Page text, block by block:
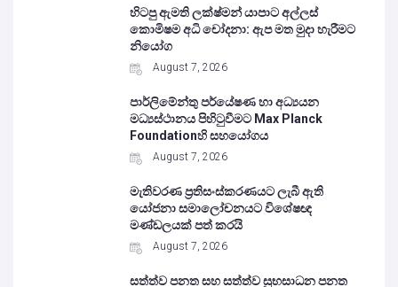
හිටපු ඇමති ලක්ෂ්මන් යාපාට අල්ලස්
කොමිෂම අධි චෝදනා: ඇප මත මුදා හැරීමට
නියෝග
August 7, 2026
පාර්ලිමේන්තු පර්යේෂණ හා අධ්‍යයන
මධ්‍යස්ථානය පිහිටුවීමට Max Planck
Foundationහි සහයෝගය
August 7, 2026
මැතිවරණ ප්‍රතිසංස්කරණයට ලැබී ඇති
යෝජනා සමාලෝචනයට විශේෂඥ
මණ්ඩලයක් පත් කරයි
August 7, 2026
සත්ත්ව පනත සහ සත්ත්ව සුභසාධන පනත